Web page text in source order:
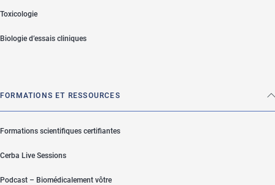
Toxicologie
Biologie d’essais cliniques
FORMATIONS ET RESSOURCES
Formations scientifiques certifiantes
Cerba Live Sessions
Podcast – Biomédicalement vôtre